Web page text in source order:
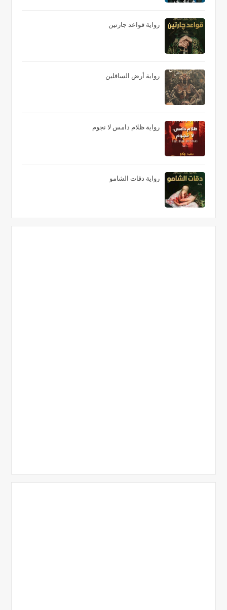
رواية قواعد جارتين
رواية أرض السافلين
رواية ظلام دامس لا نجوم
رواية دقات الشامو